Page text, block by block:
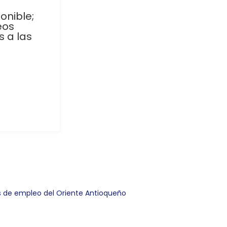
a las
empleo del Oriente Antioqueño